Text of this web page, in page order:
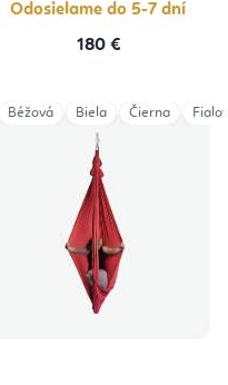
Odosielame do 5-7 dní
180 €
Magenta Modrá Navy
Béžová Biela Čierna